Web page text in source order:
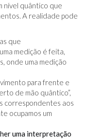
nível quântico que
A realidade pode
que
medição é feita,
onde uma medição
para frente e
de mão quântico”,
correspondentes aos
ocupamos um
uma interpretação